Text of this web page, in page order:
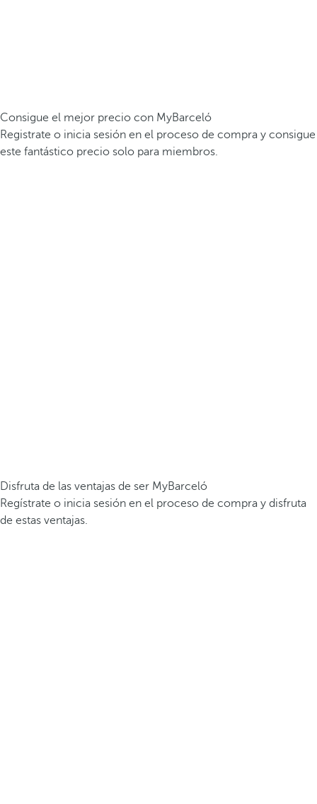
Consigue el mejor precio con MyBarceló
Registrate o inicia sesión en el proceso de compra y consigue
este fantástico precio solo para miembros.
Disfruta de las ventajas de ser MyBarceló
Regístrate o inicia sesión en el proceso de compra y disfruta
de estas ventajas.